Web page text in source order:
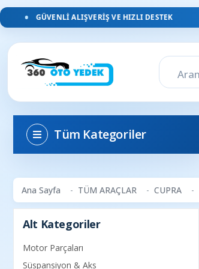
GÜVENLI ALIŞVERIŞ VE HIZLI DESTEK
Tüm Kategoriler
Ana Sayfa TÜM ARAÇLAR CUPRA
Alt Kategoriler
Motor Parçaları
Süspansiyon & Aks